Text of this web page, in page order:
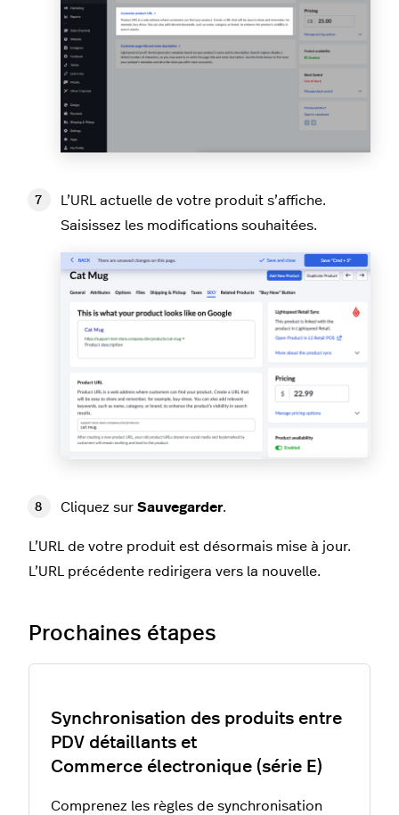
L’URL actuelle de votre produit s’affiche.
Saisissez les modifications souhaitées.
Cliquez sur Sauvegarder.
L’URL de votre produit est désormais mise à jour.
L’URL précédente redirigera vers la nouvelle.
Prochaines étapes
Synchronisation des produits entre
PDV détaillants et
Commerce électronique (série E)
Comprenez les règles de synchronisation